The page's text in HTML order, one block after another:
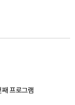
프로그램